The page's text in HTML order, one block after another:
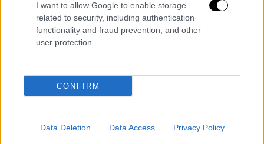
I want to allow Google to enable storage
related to security, including authentication
functionality and fraud prevention, and other
user protection.
CONFIRM
Data Deletion Data Access Privacy Policy
καταχώρηση
Εκτελέσεις, συλλήψεις και νέοι
περιορισμοί: Το Ιράν σκληραίνει τη γραμμή
στο εσωτερικό εν μέσω πολέμου